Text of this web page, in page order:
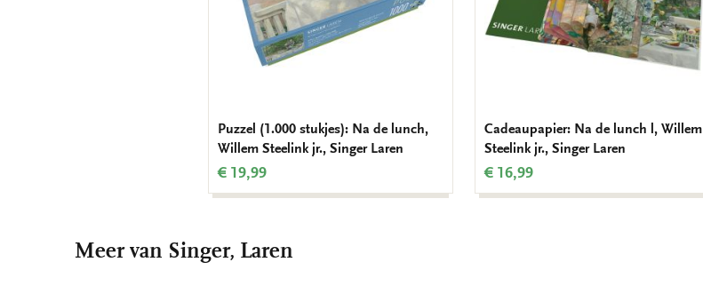
Puzzel (1.000 stukjes): Na de lunch,
Willem Steelink jr., Singer Laren
€ 19,99
Cadeaupapier: Na de lunch l, Willem
Steelink jr., Singer Laren
€ 16,99
Meer van Singer, Laren